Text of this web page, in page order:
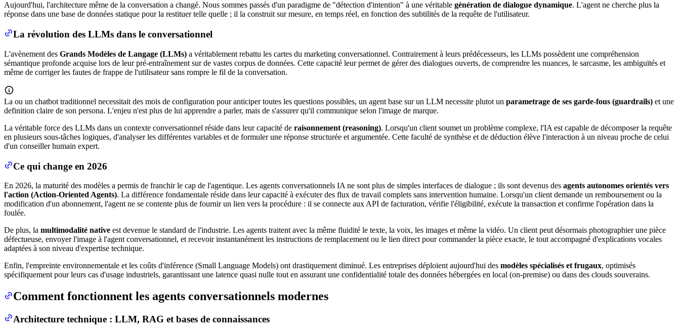
Aujourd'hui, l'architecture même de la conversation a changé. Nous sommes passés d'un paradigme de "détection d'intention" à une véritable génération de dialogue dynamique. L'agent ne cherche plus la
réponse dans une base de données statique pour la restituer telle quelle ; il la construit sur mesure, en temps réel, en fonction des subtilités de la requête de l'utilisateur.
La révolution des LLMs dans le conversationnel
L'avènement des Grands Modèles de Langage (LLMs) a véritablement rebattu les cartes du marketing conversationnel. Contrairement à leurs prédécesseurs, les LLMs possèdent une compréhension
sémantique profonde acquise lors de leur pré-entraînement sur de vastes corpus de données. Cette capacité leur permet de gérer des dialogues ouverts, de comprendre les nuances, le sarcasme, les ambiguïtés et
même de corriger les fautes de frappe de l'utilisateur sans rompre le fil de la conversation.
La ou un chatbot traditionnel necessitait des mois de configuration pour anticiper toutes les questions possibles, un agent base sur un LLM necessite plutot un parametrage de ses garde-fous (guardrails) et une
definition claire de son persona. L'enjeu n'est plus de lui apprendre a parler, mais de s'assurer qu'il communique selon l'image de marque.
La véritable force des LLMs dans un contexte conversationnel réside dans leur capacité de raisonnement (reasoning). Lorsqu'un client soumet un problème complexe, l'IA est capable de décomposer la requête
en plusieurs sous-tâches logiques, d'analyser les différentes variables et de formuler une réponse structurée et argumentée. Cette faculté de synthèse et de déduction élève l'interaction à un niveau proche de celui
d'un conseiller humain expert.
Ce qui change en 2026
En 2026, la maturité des modèles a permis de franchir le cap de l'agentique. Les agents conversationnels IA ne sont plus de simples interfaces de dialogue ; ils sont devenus des agents autonomes orientés vers
l'action (Action-Oriented Agents). La différence fondamentale réside dans leur capacité à exécuter des flux de travail complets sans intervention humaine. Lorsqu'un client demande un remboursement ou la
modification d'un abonnement, l'agent ne se contente plus de fournir un lien vers la procédure : il se connecte aux API de facturation, vérifie l'éligibilité, exécute la transaction et confirme l'opération dans la
foulée.
De plus, la multimodalité native est devenue le standard de l'industrie. Les agents traitent avec la même fluidité le texte, la voix, les images et même la vidéo. Un client peut désormais photographier une pièce
défectueuse, envoyer l'image à l'agent conversationnel, et recevoir instantanément les instructions de remplacement ou le lien direct pour commander la pièce exacte, le tout accompagné d'explications vocales
adaptées à son niveau d'expertise technique.
Enfin, l'empreinte environnementale et les coûts d'inférence (Small Language Models) ont drastiquement diminué. Les entreprises déploient aujourd'hui des modèles spécialisés et frugaux, optimisés
spécifiquement pour leurs cas d'usage industriels, garantissant une latence quasi nulle tout en assurant une confidentialité totale des données hébergées en local (on-premise) ou dans des clouds souverains.
Comment fonctionnent les agents conversationnels modernes
Architecture technique : LLM, RAG et bases de connaissances